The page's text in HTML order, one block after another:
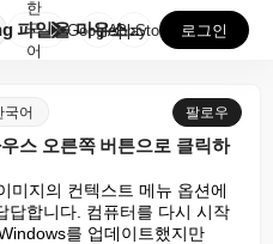
파일 탐색기가 .png 파일을 마우스 오른쪽 버튼으로 ...
한
국
어
GooglePlay
AppStore 로그인
국어 팔로우
스 오른쪽 버튼으로 클릭하
미지의 컨텍스트 메뉴 옵션에
답합니다. 컴퓨터를 다시 시작
를 업데이트했지만